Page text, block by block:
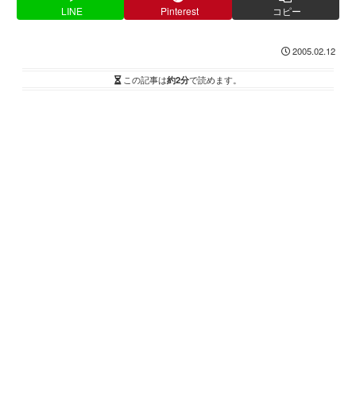
LINE Pinterest コピー
2005.02.12
この記事は約2分で読めます。